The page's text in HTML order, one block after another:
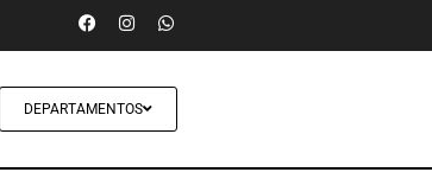
DEPARTAMENTOS